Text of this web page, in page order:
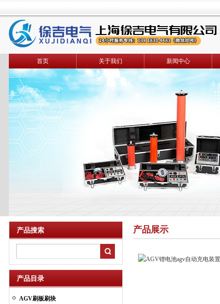
首页 关于我们 新闻中心
产品搜索
产品目录
AGV刷板刷块
产品展示